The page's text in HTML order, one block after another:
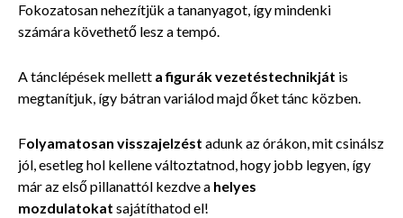
Fokozatosan nehezítjük a tananyagot, így mindenki
számára követhető lesz a tempó.
A tánclépések mellett a figurák vezetéstechnikját is
megtanítjuk, így bátran variálod majd őket tánc közben.
Folyamatosan visszajelzést adunk az órákon, mit csinálsz
jól, esetleg hol kellene változtatnod, hogy jobb legyen, így
már az első pillanattól kezdve a helyes
mozdulatokat sajátíthatod el!